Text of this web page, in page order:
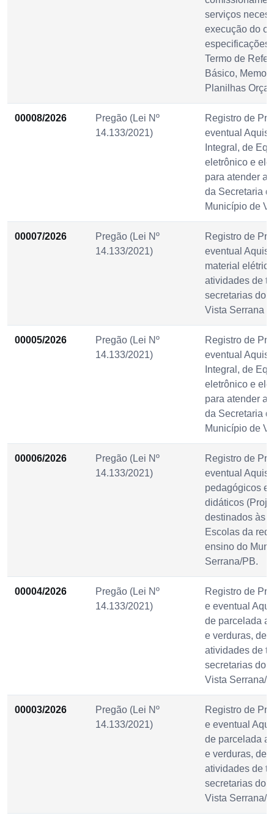
serviços
execução do
especificações
Termo de
Básico,
Planilhas
00008/2026
Pregão (Lei Nº
14.133/2021)
Registro de
eventual
Integral, de
eletrônico e
para atender
da Secretaria
Município de
00007/2026
Pregão (Lei Nº
14.133/2021)
Registro de
eventual
material
atividades de
secretarias do
Vista Serrana /
00005/2026
Pregão (Lei Nº
14.133/2021)
Registro de
eventual
Integral, de
eletrônico e
para atender
da Secretaria
Município de
00006/2026
Pregão (Lei Nº
14.133/2021)
Registro de
eventual
pedagógicos e
didáticos
destinados às
Escolas da
ensino do
Serrana/PB.
00004/2026
Pregão (Lei Nº
14.133/2021)
Registro de
e eventual
de parcelada
e verduras,
atividades de
secretarias do
Vista Serrana/
00003/2026
Pregão (Lei Nº
14.133/2021)
Registro de
e eventual
de parcelada
e verduras,
atividades de
secretarias do
Vista Serrana/